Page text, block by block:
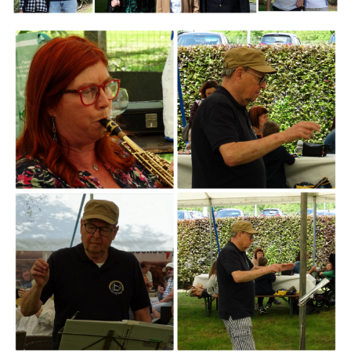
Branding
ARMCHAIR